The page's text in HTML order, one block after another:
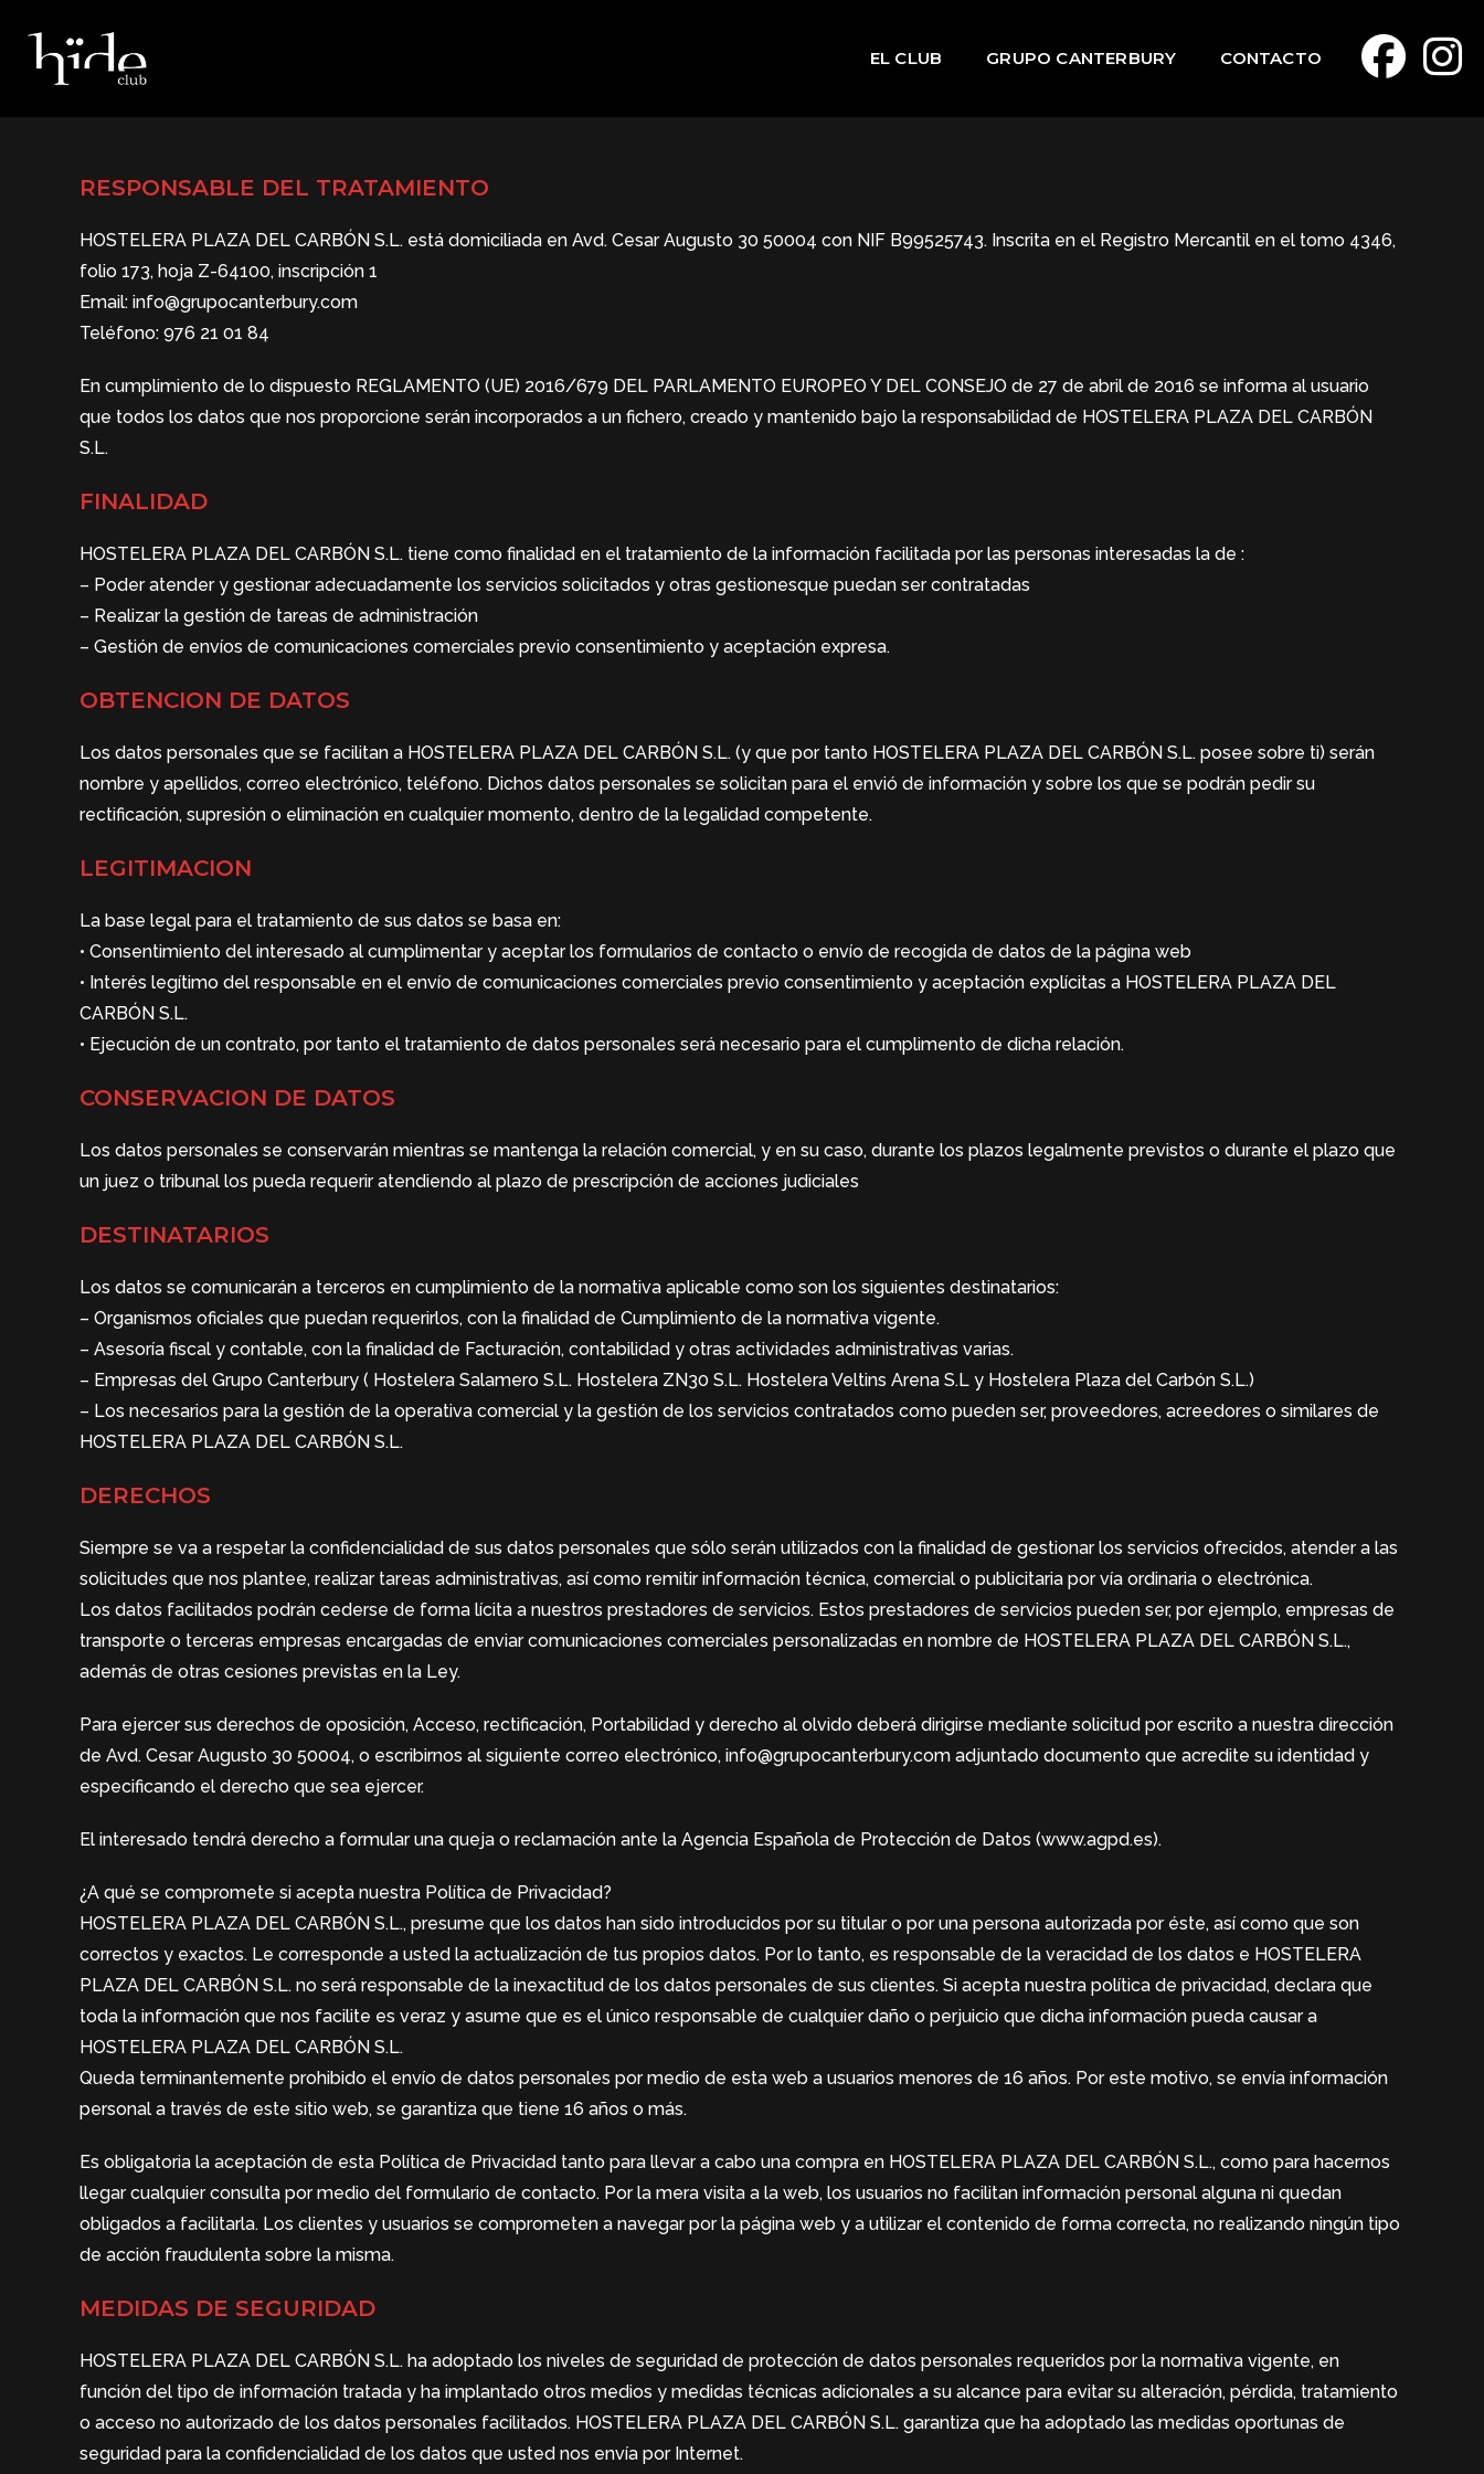
EL CLUB GRUPO CANTERBURY CONTACTO
RESPONSABLE DEL TRATAMIENTO
HOSTELERA PLAZA DEL CARBÓN S.L. está domiciliada en Avd. Cesar Augusto 30 50004 con NIF B99525743. Inscrita en el Registro Mercantil en el tomo 4346,
folio 173, hoja Z-64100, inscripción 1
Email: info@grupocanterbury.com
Teléfono: 976 21 01 84
En cumplimiento de lo dispuesto REGLAMENTO (UE) 2016/679 DEL PARLAMENTO EUROPEO Y DEL CONSEJO de 27 de abril de 2016 se informa al usuario
que todos los datos que nos proporcione serán incorporados a un fichero, creado y mantenido bajo la responsabilidad de HOSTELERA PLAZA DEL CARBÓN
S.L.
FINALIDAD
HOSTELERA PLAZA DEL CARBÓN S.L. tiene como finalidad en el tratamiento de la información facilitada por las personas interesadas la de :
– Poder atender y gestionar adecuadamente los servicios solicitados y otras gestionesque puedan ser contratadas
– Realizar la gestión de tareas de administración
– Gestión de envíos de comunicaciones comerciales previo consentimiento y aceptación expresa.
OBTENCION DE DATOS
Los datos personales que se facilitan a HOSTELERA PLAZA DEL CARBÓN S.L. (y que por tanto HOSTELERA PLAZA DEL CARBÓN S.L. posee sobre ti) serán
nombre y apellidos, correo electrónico, teléfono. Dichos datos personales se solicitan para el envió de información y sobre los que se podrán pedir su
rectificación, supresión o eliminación en cualquier momento, dentro de la legalidad competente.
LEGITIMACION
La base legal para el tratamiento de sus datos se basa en:
• Consentimiento del interesado al cumplimentar y aceptar los formularios de contacto o envío de recogida de datos de la página web
• Interés legítimo del responsable en el envío de comunicaciones comerciales previo consentimiento y aceptación explícitas a HOSTELERA PLAZA DEL
CARBÓN S.L.
• Ejecución de un contrato, por tanto el tratamiento de datos personales será necesario para el cumplimento de dicha relación.
CONSERVACION DE DATOS
Los datos personales se conservarán mientras se mantenga la relación comercial, y en su caso, durante los plazos legalmente previstos o durante el plazo que
un juez o tribunal los pueda requerir atendiendo al plazo de prescripción de acciones judiciales
DESTINATARIOS
Los datos se comunicarán a terceros en cumplimiento de la normativa aplicable como son los siguientes destinatarios:
– Organismos oficiales que puedan requerirlos, con la finalidad de Cumplimiento de la normativa vigente.
– Asesoría fiscal y contable, con la finalidad de Facturación, contabilidad y otras actividades administrativas varias.
– Empresas del Grupo Canterbury ( Hostelera Salamero S.L. Hostelera ZN30 S.L. Hostelera Veltins Arena S.L y Hostelera Plaza del Carbón S.L.)
– Los necesarios para la gestión de la operativa comercial y la gestión de los servicios contratados como pueden ser, proveedores, acreedores o similares de
HOSTELERA PLAZA DEL CARBÓN S.L.
DERECHOS
Siempre se va a respetar la confidencialidad de sus datos personales que sólo serán utilizados con la finalidad de gestionar los servicios ofrecidos, atender a las
solicitudes que nos plantee, realizar tareas administrativas, así como remitir información técnica, comercial o publicitaria por vía ordinaria o electrónica.
Los datos facilitados podrán cederse de forma lícita a nuestros prestadores de servicios. Estos prestadores de servicios pueden ser, por ejemplo, empresas de
transporte o terceras empresas encargadas de enviar comunicaciones comerciales personalizadas en nombre de HOSTELERA PLAZA DEL CARBÓN S.L.,
además de otras cesiones previstas en la Ley.
Para ejercer sus derechos de oposición, Acceso, rectificación, Portabilidad y derecho al olvido deberá dirigirse mediante solicitud por escrito a nuestra dirección
de Avd. Cesar Augusto 30 50004, o escribirnos al siguiente correo electrónico, info@grupocanterbury.com adjuntado documento que acredite su identidad y
especificando el derecho que sea ejercer.
El interesado tendrá derecho a formular una queja o reclamación ante la Agencia Española de Protección de Datos (www.agpd.es).
¿A qué se compromete si acepta nuestra Política de Privacidad?
HOSTELERA PLAZA DEL CARBÓN S.L., presume que los datos han sido introducidos por su titular o por una persona autorizada por éste, así como que son
correctos y exactos. Le corresponde a usted la actualización de tus propios datos. Por lo tanto, es responsable de la veracidad de los datos e HOSTELERA
PLAZA DEL CARBÓN S.L. no será responsable de la inexactitud de los datos personales de sus clientes. Si acepta nuestra política de privacidad, declara que
toda la información que nos facilite es veraz y asume que es el único responsable de cualquier daño o perjuicio que dicha información pueda causar a
HOSTELERA PLAZA DEL CARBÓN S.L.
Queda terminantemente prohibido el envío de datos personales por medio de esta web a usuarios menores de 16 años. Por este motivo, se envía información
personal a través de este sitio web, se garantiza que tiene 16 años o más.
Es obligatoria la aceptación de esta Política de Privacidad tanto para llevar a cabo una compra en HOSTELERA PLAZA DEL CARBÓN S.L., como para hacernos
llegar cualquier consulta por medio del formulario de contacto. Por la mera visita a la web, los usuarios no facilitan información personal alguna ni quedan
obligados a facilitarla. Los clientes y usuarios se comprometen a navegar por la página web y a utilizar el contenido de forma correcta, no realizando ningún tipo
de acción fraudulenta sobre la misma.
MEDIDAS DE SEGURIDAD
HOSTELERA PLAZA DEL CARBÓN S.L. ha adoptado los niveles de seguridad de protección de datos personales requeridos por la normativa vigente, en
función del tipo de información tratada y ha implantado otros medios y medidas técnicas adicionales a su alcance para evitar su alteración, pérdida, tratamiento
o acceso no autorizado de los datos personales facilitados. HOSTELERA PLAZA DEL CARBÓN S.L. garantiza que ha adoptado las medidas oportunas de
seguridad para la confidencialidad de los datos que usted nos envía por Internet.